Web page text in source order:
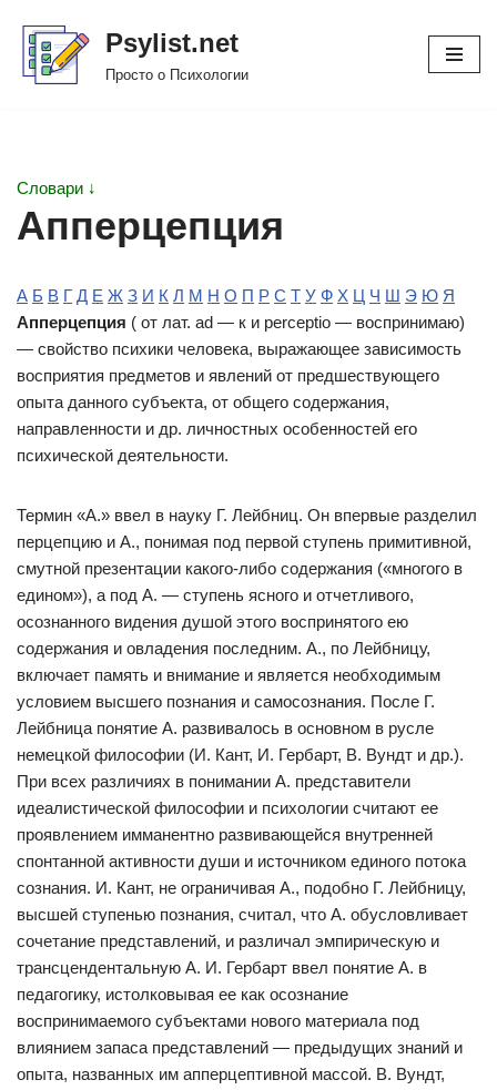
Перейти
Psylist.net
Просто о Психологии
Словари ↓
Апперцепция
А Б В Г Д Е Ж З И К Л М Н О П Р С Т У Ф Х Ц Ч Ш Э Ю Я
Апперцепция ( от лат. ad — к и perceptio — воспринимаю)
— свойство психики человека, выражающее зависимость
восприятия предметов и явлений от предшествующего
опыта данного субъекта, от общего содержания,
направленности и др. личностных особенностей его
психической деятельности.
Термин «А.» ввел в науку Г. Лейбниц. Он впервые разделил
перцепцию и А., понимая под первой ступень примитивной,
смутной презентации какого-либо содержания («многого в
едином»), а под А. — ступень ясного и отчетливого,
осознанного видения душой этого воспринятого ею
содержания и овладения последним. А., по Лейбницу,
включает память и внимание и является необходимым
условием высшего познания и самосознания. После Г.
Лейбница понятие А. развивалось в основном в русле
немецкой философии (И. Кант, И. Гербарт, В. Вундт и др.).
При всех различиях в понимании А. представители
идеалистической философии и психологии считают ее
проявлением имманентно развивающейся внутренней
спонтанной активности души и источником единого потока
сознания. И. Кант, не ограничивая А., подобно Г. Лейбницу,
высшей ступенью познания, считал, что А. обусловливает
сочетание представлений, и различал эмпирическую и
трансцендентальную А. И. Гербарт ввел понятие А. в
педагогику, истолковывая ее как осознание
воспринимаемого субъектами нового материала под
влиянием запаса представлений — предыдущих знаний и
опыта, названных им апперцептивной массой. В. Вундт,